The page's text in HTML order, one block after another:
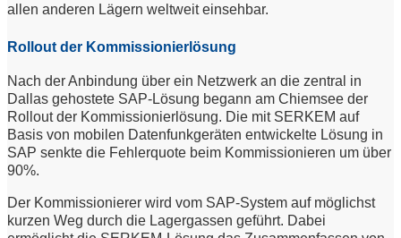
allen anderen Lägern weltweit einsehbar.
Rollout der Kommissionierlösung
Nach der Anbindung über ein Netzwerk an die zentral in
Dallas gehostete SAP-Lösung begann am Chiemsee der
Rollout der Kommissionierlösung. Die mit SERKEM auf
Basis von mobilen Datenfunkgeräten entwickelte Lösung in
SAP senkte die Fehlerquote beim Kommissionieren um über
90%.
Der Kommissionierer wird vom SAP-System auf möglichst
kurzen Weg durch die Lagergassen geführt. Dabei